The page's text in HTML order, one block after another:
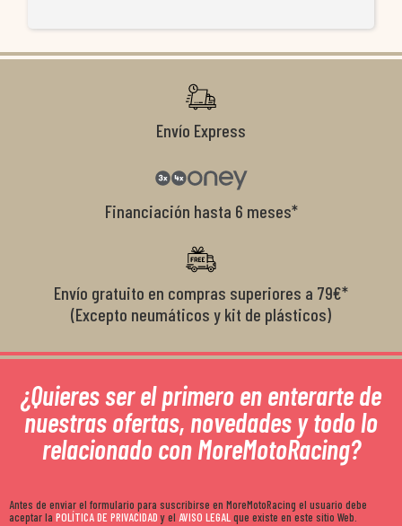
Envío Express
Financiación hasta 6 meses*
Envío gratuito en compras superiores a 79€*
(Excepto neumáticos y kit de plásticos)
¿Quieres ser el primero en enterarte de
nuestras ofertas, novedades y todo lo
relacionado con MoreMotoRacing?
Antes de enviar el formulario para suscribirse en MoreMotoRacing el usuario debe
aceptar la POLÍTICA DE PRIVACIDADy el AVISO LEGALque existe en este sitio Web.